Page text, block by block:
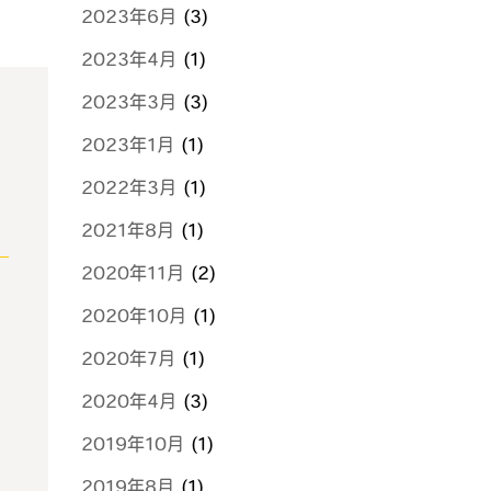
2023年6月 (3)
2023年4月 (1)
2023年3月 (3)
2023年1月 (1)
2022年3月 (1)
2021年8月 (1)
2020年11月 (2)
2020年10月 (1)
2020年7月 (1)
2020年4月 (3)
2019年10月 (1)